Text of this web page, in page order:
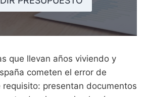
que llevan años viviendo y
cometen el error de
presentan documentos